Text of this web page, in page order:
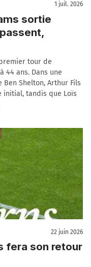
1 juil. 2026
sortie
tour de
44 ans. Dans une
Shelton, Arthur Fils
initial, tandis que Loïs
22 juin 2026
fera son retour